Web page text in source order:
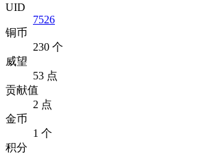
UID
7526
铜币
230 个
威望
53 点
贡献值
2 点
金币
1 个
积分